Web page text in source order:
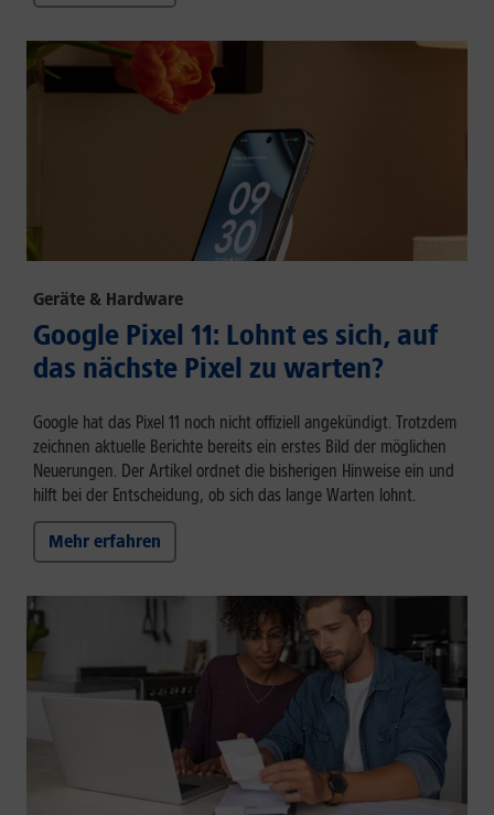
Geräte & Hardware
Google Pixel 11: Lohnt es sich, auf
das nächste Pixel zu warten?
Google hat das Pixel 11 noch nicht offiziell angekündigt. Trotzdem
zeichnen aktuelle Berichte bereits ein erstes Bild der möglichen
Neuerungen. Der Artikel ordnet die bisherigen Hinweise ein und
hilft bei der Entscheidung, ob sich das lange Warten lohnt.
Mehr erfahren